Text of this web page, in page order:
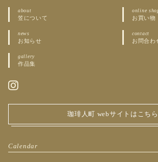
about
笠について
news
お知らせ
gallery
作品集
online
お買い物
contact
お問合わ
珈琲人町 webサイトはこちら
Calendar